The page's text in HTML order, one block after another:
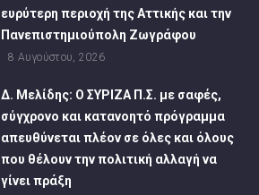
ευρύτερη περιοχή της Αττικής και την
Πανεπιστημιούπολη Ζωγράφου
8 Αυγούστου, 2026
Δ. Μελίδης: Ο ΣΥΡΙΖΑ Π.Σ. με σαφές,
σύγχρονο και κατανοητό πρόγραμμα
απευθύνεται πλέον σε όλες και όλους
που θέλουν την πολιτική αλλαγή να
γίνει πράξη